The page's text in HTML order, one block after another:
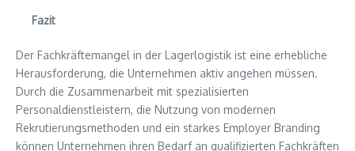
Fazit
Der Fachkräftemangel in der Lagerlogistik ist eine erhebliche
Herausforderung, die Unternehmen aktiv angehen müssen.
Durch die Zusammenarbeit mit spezialisierten
Personaldienstleistern, die Nutzung von modernen
Rekrutierungsmethoden und ein starkes Employer Branding
können Unternehmen ihren Bedarf an qualifizierten Fachkräften